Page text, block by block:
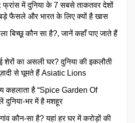
में दुनिया के 7 सबसे ताकतवर देशों
फैसले और भारत के लिए क्यों है खास
बिच्छू कौन सा है?, जानें कहाँ पाए जाते हैं
शेरों का असली घर? दुनिया की इकलौती
से घूमते हैं Asiatic Lions
कहलाता है “Spice Garden Of
दुनिया-भर में है मशहूर
कौन-सा है? यहां हर घर में करोड़ों की